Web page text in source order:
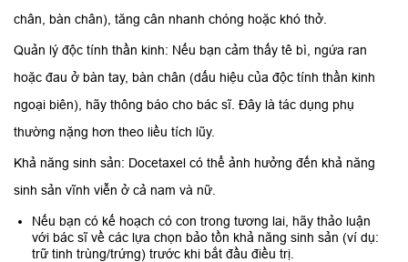
chân, bàn chân), tăng cân nhanh chóng hoặc khó thở.
Quản lý độc tính thần kinh: Nếu bạn cảm thấy tê bì, ngứa ran
hoặc đau ở bàn tay, bàn chân (dấu hiệu của độc tính thần kinh
ngoại biên), hãy thông báo cho bác sĩ. Đây là tác dụng phụ
thường nặng hơn theo liều tích lũy.
Khả năng sinh sản: Docetaxel có thể ảnh hưởng đến khả năng
sinh sản vĩnh viễn ở cả nam và nữ.
Nếu bạn có kế hoạch có con trong tương lai, hãy thảo luận
với bác sĩ về các lựa chọn bảo tồn khả năng sinh sản (ví dụ:
trữ tinh trùng/trứng) trước khi bắt đầu điều trị.